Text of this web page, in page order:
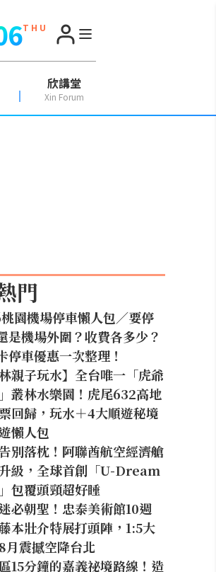
T H U
欣講堂
Xin Forum
門
園機場停車懶人包／要停
是機場外圍？收費各多少？
停車優惠一次整理！
林親子玩水】全台唯一「虎爺
叢林水樂園！虎尾632高地
回歸，玩水＋4大順遊秘境
懶人包
別落枕！阿聯酋航空經濟艙
級，全球首創「U-Dream
包覆頭頸超好睡
必朝聖！忠泰美術館10週
本壯介特展打頭陣，1:5大
月震撼空降台北
15分鐘的嘉義祕境路線！造